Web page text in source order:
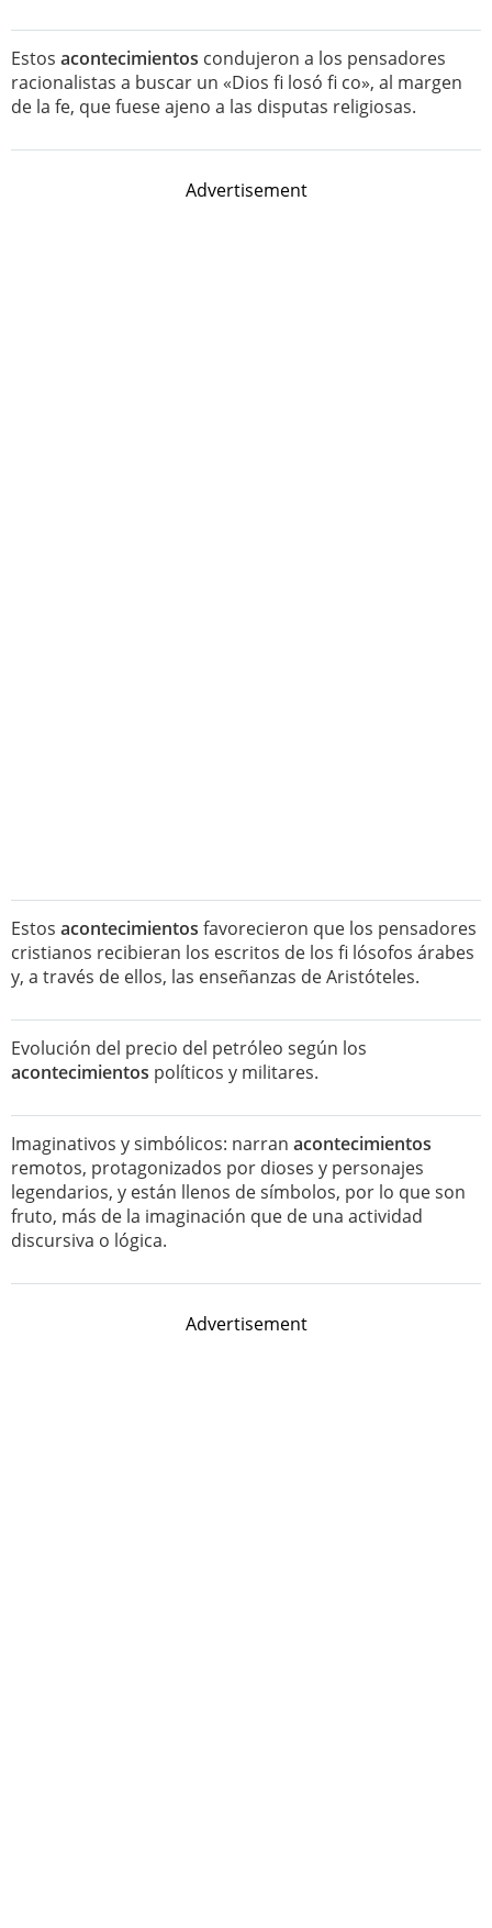
Estos acontecimientos condujeron a los pensadores
racionalistas a buscar un «Dios fi losó fi co», al margen
de la fe, que fuese ajeno a las disputas religiosas.
Advertisement
Estos acontecimientos favorecieron que los pensadores
cristianos recibieran los escritos de los fi lósofos árabes
y, a través de ellos, las enseñanzas de Aristóteles.
Evolución del precio del petróleo según los
acontecimientos políticos y militares.
Imaginativos y simbólicos: narran acontecimientos
remotos, protagonizados por dioses y personajes
legendarios, y están llenos de símbolos, por lo que son
fruto, más de la imaginación que de una actividad
discursiva o lógica.
Advertisement